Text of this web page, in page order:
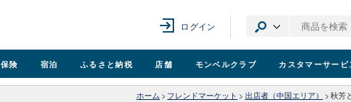
ログイン
保険 宿泊 ふるさと納税 店舗 モンベルクラブ カスタマーサービ
ホーム > フレンドマーケット > 出店者（中国エリア） > 秋芳